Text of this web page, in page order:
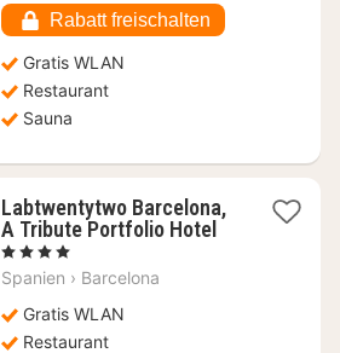
€
Rabatt freischalten
Gratis WLAN
Restaurant
Sauna
Labtwentytwo Barcelona,
A Tribute Portfolio Hotel1
, 4 Sterne
Spanien › Barcelona
Gratis WLAN
Restaurant